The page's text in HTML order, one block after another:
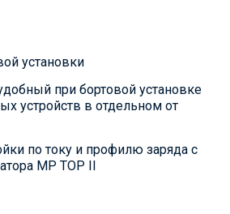
установки
при бортовой установке
устройств в отдельном от
по току и профилю заряда с
MP TOP II